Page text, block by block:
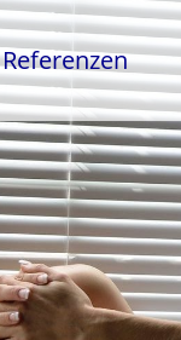
Referenzen